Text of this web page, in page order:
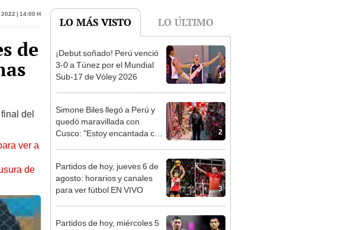
| 14:00 h
de
del
ver a
de
LO MÁS VISTO LO ÚLTIMO
1
¡Debut soñado! Perú venció
3-0 a Túnez por el Mundial
Sub-17 de Vóley 2026
2
Simone Biles llegó a Perú y
quedó maravillada con
Cusco: "Estoy encantada con
3
Partidos de hoy, jueves 6 de
agosto: horarios y canales
para ver fútbol EN VIVO
Partidos de hoy, miércoles 5